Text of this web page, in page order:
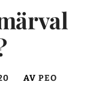
AV PEO